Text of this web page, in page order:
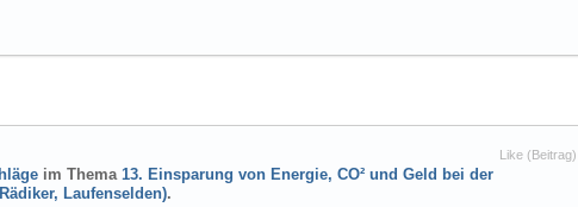
im Thema13. Einsparung von Energie, CO² und Geld bei der
Laufenselden).
Like (Beitrag)